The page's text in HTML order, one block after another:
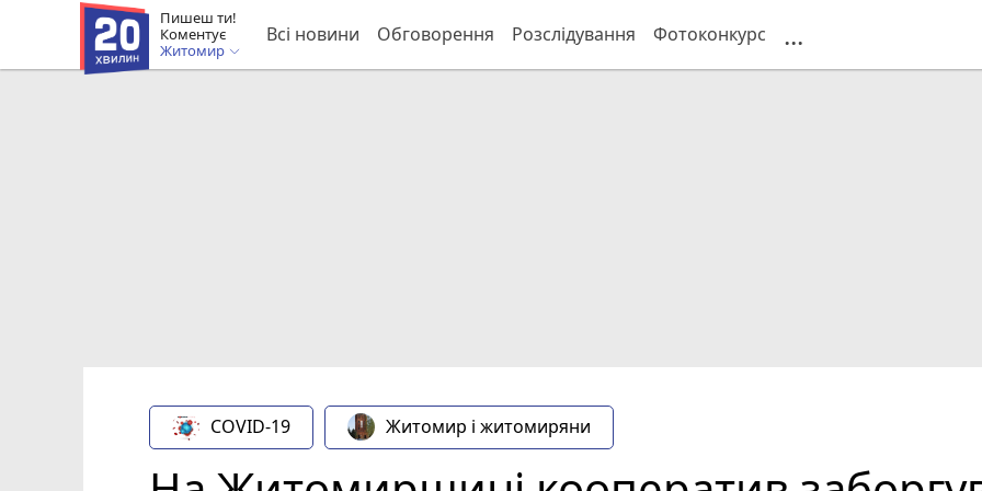
Пишеш ти!
Коментує
Житомир
Всі новини Обговорення Розслідування Фотоконкурс ...
COVID-19 Житомир і житомиряни